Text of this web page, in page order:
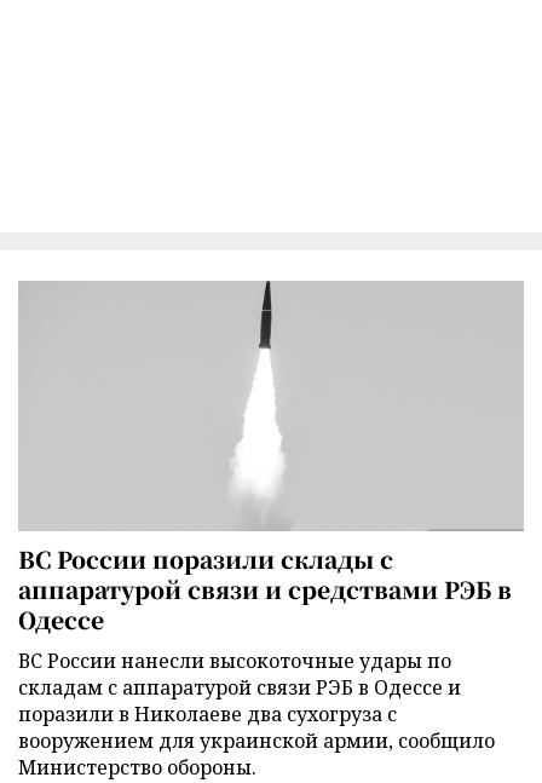
ВС России поразили склады с
аппаратурой связи и средствами РЭБ в
Одессе
ВС России нанесли высокоточные удары по
складам с аппаратурой связи РЭБ в Одессе и
поразили в Николаеве два сухогруза с
вооружением для украинской армии, сообщило
Министерство обороны.